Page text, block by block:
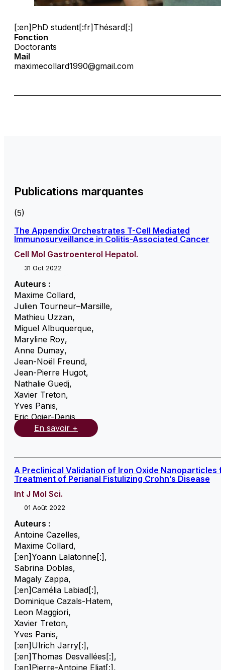
[:en]PhD student[:fr]Thésard[:]
Fonction
Doctorants
Mail
maximecollard1990@gmail.com
Publications marquantes
(5)
The Appendix Orchestrates T-Cell Mediated
Immunosurveillance in Colitis-Associated Cancer
Cell Mol Gastroenterol Hepatol.
31 Oct 2022
Auteurs :
Maxime Collard,
Julien Tourneur–Marsille,
Mathieu Uzzan,
Miguel Albuquerque,
Maryline Roy,
Anne Dumay,
Jean-Noël Freund,
Jean-Pierre Hugot,
Nathalie Guedj,
Xavier Treton,
Yves Panis,
Eric Ogier-Denis,
En savoir +
A Preclinical Validation of Iron Oxide Nanoparticles
Treatment of Perianal Fistulizing Crohn’s Disease
Int J Mol Sci.
01 Août 2022
Auteurs :
Antoine Cazelles,
Maxime Collard,
[:en]Yoann Lalatonne[:] ,
Sabrina Doblas,
Magaly Zappa,
[:en]Camélia Labiad[:] ,
Dominique Cazals-Hatem,
Leon Maggiori,
Xavier Treton,
Yves Panis,
[:en]Ulrich Jarry[:] ,
[:en]Thomas Desvallées[:] ,
[:en]Pierre-Antoine Eliat[:] ,